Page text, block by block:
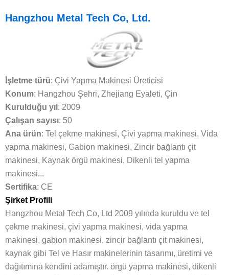
Hangzhou Metal Tech Co, Ltd.
İşletme türü: Çivi Yapma Makinesi Üreticisi
Konum: Hangzhou Şehri, Zhejiang Eyaleti, Çin
Kurulduğu yıl : 2009
Çalışan sayısı: 50
Ana ürün: Tel çekme makinesi, Çivi yapma makinesi, Vida
yapma makinesi, Gabion makinesi, Zincir bağlantı çit
makinesi, Kaynak örgü makinesi, Dikenli tel yapma
makinesi...
Sertifika: CE
Şirket Profili
Hangzhou Metal Tech Co, Ltd 2009 yılında kuruldu ve tel
çekme makinesi, çivi yapma makinesi, vida yapma
makinesi, gabion makinesi, zincir bağlantı çit makinesi,
kaynak gibi Tel ve Hasır makinelerinin tasarımı, üretimi ve
dağıtımına kendini adamıştır. örgü yapma makinesi, dikenli